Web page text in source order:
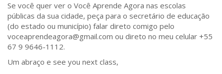
Se você quer ver o Você Aprende Agora nas escolas
públicas da sua cidade, peça para o secretário de educação
(do estado ou município) falar direto comigo pelo
voceaprendeagora@gmail.com ou direto no meu celular +55
67 9 9646-1112.
Um abraço e see you next class,